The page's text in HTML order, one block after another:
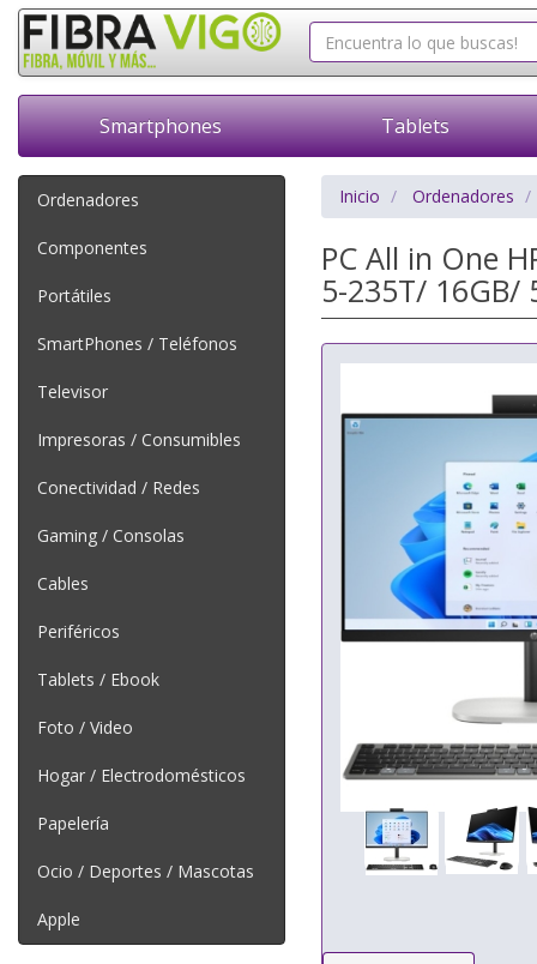
Smartphones Tablets
Ordenadores
Componentes
Portátiles
SmartPhones / Teléfonos
Televisor
Impresoras / Consumibles
Conectividad / Redes
Gaming / Consolas
Cables
Periféricos
Tablets / Ebook
Foto / Video
Hogar / Electrodomésticos
Papelería
Ocio / Deportes / Mascotas
Apple
Inicio Ordenadores
PC All in One
5-235T/ 16GB/